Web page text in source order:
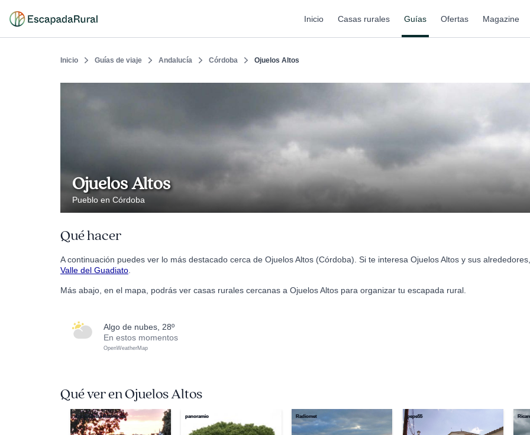
Inicio Casas rurales Guías Ofertas Magazine
Inicio Guías de viaje Andalucía Córdoba Ojuelos Altos
Ojuelos Altos
Pueblo en Córdoba
Qué hacer
A continuación puedes ver lo más destacado cerca de Ojuelos Altos (Córdoba). Si te interesa Ojuelos Altos y sus
Valle del Guadiato
Más abajo, en el mapa, podrás ver casas rurales cercanas a Ojuelos Altos para organizar tu escapada rural.
algo de nubes, 28º
En estos momentos
OpenWeatherMap
Qué ver en Ojuelos Altos
Ana Ballesta Rodriguez panoramio Radiomet pepe55